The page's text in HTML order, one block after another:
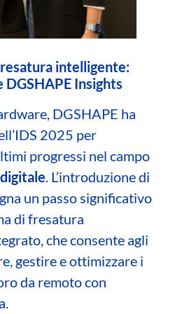
intelligente:
DGSHAPE Insights
DGSHAPE ha
2025 per
progressi nel campo
. L’introduzione di
un passo significativo
di fresatura
che consente agli
gestire e ottimizzare i
da remoto con